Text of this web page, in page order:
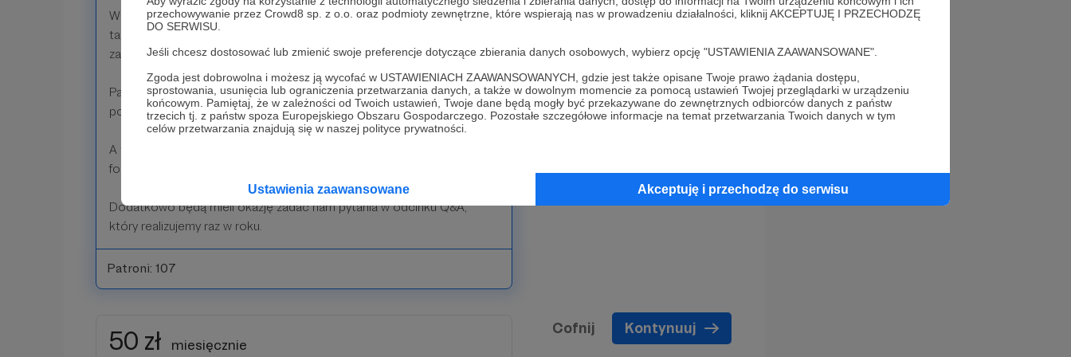
przechowywanie przez Crowd8 sp. z o.o. oraz podmioty zewnętrzne, które wspierają nas w prowadzeniu działalności, kliknij AKCEPTUJĘ I PRZECHODZĘ
DO SERWISU.
Jeśli chcesz dostosować lub zmienić swoje preferencje dotyczące zbierania danych osobowych, wybierz opcję "USTAWIENIA ZAAWANSOWANE".
Zgoda jest dobrowolna i możesz ją wycofać w USTAWIENIACH ZAAWANSOWANYCH, gdzie jest także opisane Twoje prawo żądania dostępu,
sprostowania, usunięcia lub ograniczenia przetwarzania danych, a także w dowolnym momencie za pomocą ustawień Twojej przeglądarki w urządzeniu
końcowym. Pamiętaj, że w zależności od Twoich ustawień, Twoje dane będą mogły być przekazywane do zewnętrznych odbiorców danych z państw
trzecich tj. z państw spoza Europejskiego Obszaru Gospodarczego. Pozostałe szczegółowe informacje na temat przetwarzania Twoich danych w tym
celów przetwarzania znajdują się w naszej polityce prywatności.
Ustawienia zaawansowane Akceptuję i przechodzę do serwisu
Wsparcie w tej wysokości jest jak zaproszenie Mao Powiedziane na
takie właśnie shao kao - siadacie razem z nami, aby poczuć gwar i
zapach chińskiej ulicy.
Patroni wpłacający 25 złotych otrzymają dostęp do dodatkowych
podcastów na kanale Mao Powiedziane Plus!
A także do kanału Mao Powiedziane na platformie Discord, który jest
forum dla prowadzących i społeczności patronów naszego podcastu.
Dodatkowo będą mieli okazję zadać nam pytania w odcinku Q&A,
który realizujemy raz w roku.
Patroni: 107
50 zł miesięcznie
Cofnij Kontynuuj